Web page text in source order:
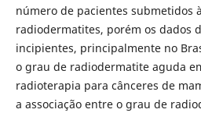
número de pacientes submetidos
radiodermatites, porém os dados
incipientes, principalmente no
o grau de radiodermatite aguda
radioterapia para cânceres de
a associação entre o grau de